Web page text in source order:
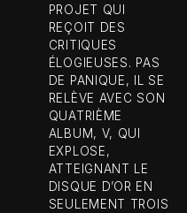
PROJET QUI
REÇOIT DES
CRITIQUES
ÉLOGIEUSES. PAS
DE PANIQUE, IL SE
RELÈVE AVEC SON
QUATRIÈME
ALBUM, V, QUI
EXPLOSE,
ATTEIGNANT LE
DISQUE D’OR EN
SEULEMENT TROIS